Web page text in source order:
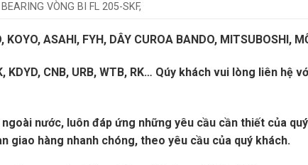
BEARING VÒNG BI FL 205-SKF,
KOYO, ASAHI, FYH, DÂY CUROA BANDO, MITSUBOSHI,
CNB, URB, WTB, RK… Qúy khách vui lòng liên hệ
nước, luôn đáp ứng những yêu cầu cần thiết của
giao hàng nhanh chóng, theo yêu cầu của quý khách.